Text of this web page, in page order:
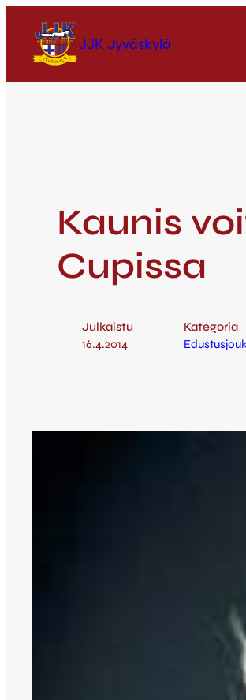
JJK Jyväskylä
Kaunis
Cupissa
Julkaistu
16.4.2014
Kategoria